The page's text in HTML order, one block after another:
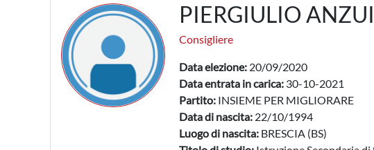
PIERGIULIO
Consigliere
Data elezione: 20/09/2020
Data entrata in carica: 30-10-2021
Partito: INSIEME PER MIGLIORARE
Data di nascita: 22/10/1994
Luogo di nascita: BRESCIA (BS)